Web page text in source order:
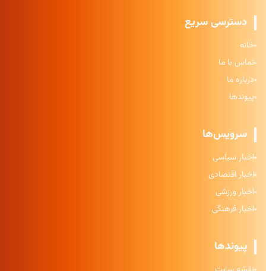
دسترسی سریع
خانه
تماس با ما
درباره ما
پیوندها
سرویس‌ها
اخبار سیاسی
اخبار اقتصادی
اخبار ورزشی
اخبار فرهنگی
پیوندها